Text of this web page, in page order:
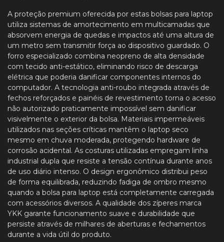
A proteção premium oferecida por estas bolsas para laptop
utiliza sistemas de amortecimento em multicamadas que
absorvem energia de quedas e impactos até uma altura de
um metro sem transmitir força ao dispositivo guardado. O
forro especializado combina neopreno de alta densidade
com tecido anti-estático, eliminando risco de descarga
elétrica que poderia danificar componentes internos do
computador. A tecnologia anti-roubo integrada através de
fechos reforçados e painéis de revestimento torna o acesso
não autorizado praticamente impossível sem danificar
visivelmente o exterior da bolsa. Materiais impermeáveis
utilizados nas seções críticas mantêm o laptop seco
mesmo em chuva moderada, protegendo hardware de
corrosão acidental. As costuras utilizadas empregam linha
industrial dupla que resiste a tensão contínua durante anos
de uso diário intenso. O design ergonômico distribui peso
de forma equilibrada, reduzindo fadiga de ombro mesmo
quando a bolsa para laptop está completamente carregada
com acessórios diversos. A qualidade dos zíperes marca
YKK garante funcionamento suave e durabilidade que
persiste através de milhares de aberturas e fechamentos
durante a vida útil do produto.